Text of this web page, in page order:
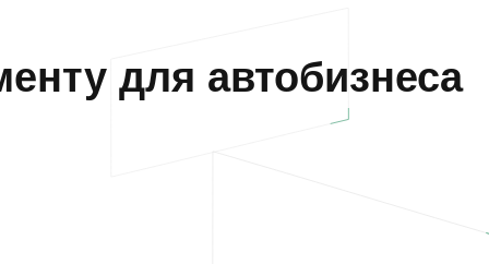
для автобизнеса